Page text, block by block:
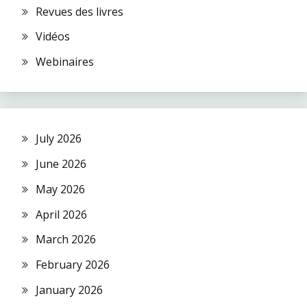
Revues des livres
Vidéos
Webinaires
July 2026
June 2026
May 2026
April 2026
March 2026
February 2026
January 2026